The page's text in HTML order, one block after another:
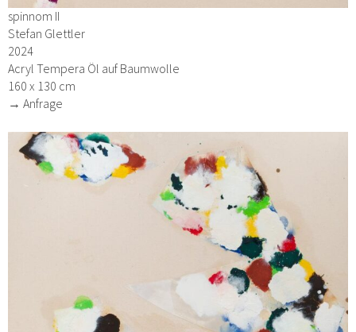
spinnom II
Stefan Glettler
2024
Acryl Tempera Öl auf Baumwolle
160 x 130 cm
→ Anfrage